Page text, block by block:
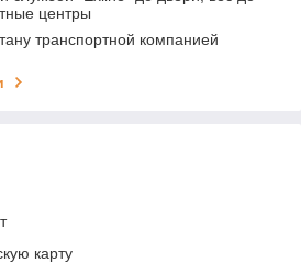
центры
транспортной компанией
карту